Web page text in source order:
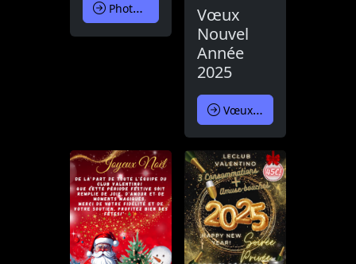
Photo Du Tournage
Vœux
Nouvel
Année
2025
Vœux Nouvel Année 2025